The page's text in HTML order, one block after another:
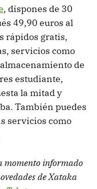
, dispones de 30
49,90 euros al
rápidos gratis,
servicios como
de
estudiante,
la mitad y
También puedes
servicios como
momento informado
de Xataka